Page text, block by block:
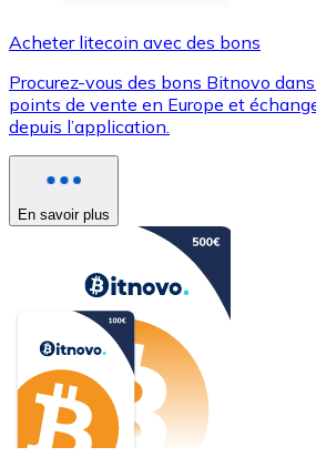
Acheter litecoin avec des bons
Procurez-vous des bons Bitnovo
points de vente en Europe et
depuis l’application.
En savoir plus